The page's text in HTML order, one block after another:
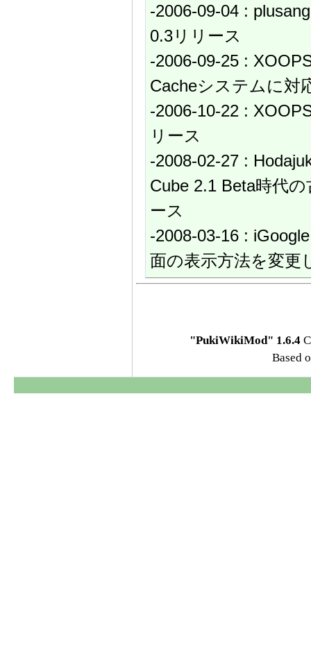
-2006-09-04 :
0.3リリース
-2006-09-25 :
Cacheシステムに対
-2006-10-22 :
リース
-2008-02-27 :
Cube 2.1 Beta時代
ース
-2008-03-16 :
面の表示方法を変更
"PukiWikiMod" 1.6.4
Based